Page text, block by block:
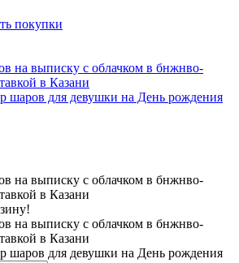
покупки
шаров для девушки на День рождения
шаров для девушки на День рождения